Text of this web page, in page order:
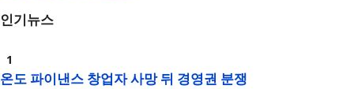
인기뉴스
온도 파이낸스 창업자 사망 뒤 경영권 분쟁